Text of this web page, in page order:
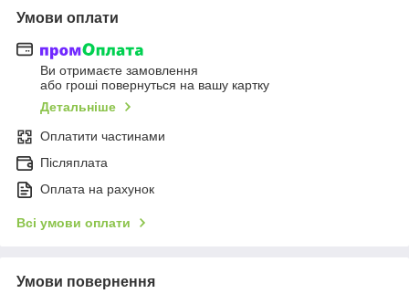
Умови оплати
Ви отримаєте замовлення
або гроші повернуться на вашу картку
Детальніше
Оплатити частинами
Післяплата
Оплата на рахунок
Всі умови оплати
Умови повернення